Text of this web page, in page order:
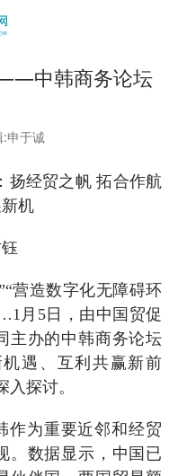
中韩商务论坛
:申于诚
扬经贸之帆 拓合作航
机
营造数字化无障碍环
月5日，由中国贸促
主办的中韩商务论坛
遇、互利共赢新前
探讨。
作为重要近邻和经贸
。数据显示，中国已